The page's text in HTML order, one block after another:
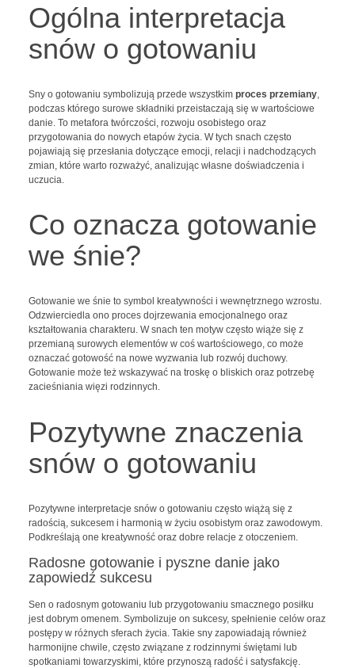
Ogólna interpretacja
snów o gotowaniu
Sny o gotowaniu symbolizują przede wszystkim proces przemiany,
podczas którego surowe składniki przeistaczają się w wartościowe
danie. To metafora twórczości, rozwoju osobistego oraz
przygotowania do nowych etapów życia. W tych snach często
pojawiają się przesłania dotyczące emocji, relacji i nadchodzących
zmian, które warto rozważyć, analizując własne doświadczenia i
uczucia.
Co oznacza gotowanie
we śnie?
Gotowanie we śnie to symbol kreatywności i wewnętrznego wzrostu.
Odzwierciedla ono proces dojrzewania emocjonalnego oraz
kształtowania charakteru. W snach ten motyw często wiąże się z
przemianą surowych elementów w coś wartościowego, co może
oznaczać gotowość na nowe wyzwania lub rozwój duchowy.
Gotowanie może też wskazywać na troskę o bliskich oraz potrzebę
zacieśniania więzi rodzinnych.
Pozytywne znaczenia
snów o gotowaniu
Pozytywne interpretacje snów o gotowaniu często wiążą się z
radością, sukcesem i harmonią w życiu osobistym oraz zawodowym.
Podkreślają one kreatywność oraz dobre relacje z otoczeniem.
Radosne gotowanie i pyszne danie jako
zapowiedź sukcesu
Sen o radosnym gotowaniu lub przygotowaniu smacznego posiłku
jest dobrym omenem. Symbolizuje on sukcesy, spełnienie celów oraz
postępy w różnych sferach życia. Takie sny zapowiadają również
harmonijne chwile, często związane z rodzinnymi świętami lub
spotkaniami towarzyskimi, które przynoszą radość i satysfakcję.